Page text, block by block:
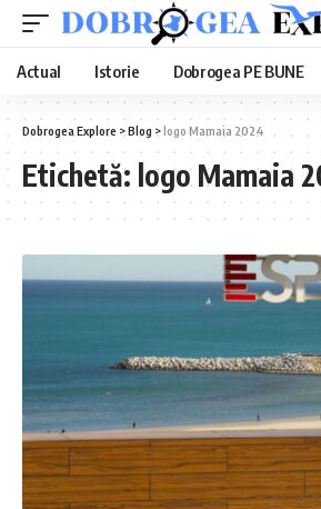
Actual Istorie Dobrogea PE BUNE
Dobrogea Explore >Blog >logo Mamaia 2024
Etichetă: logo Mamaia